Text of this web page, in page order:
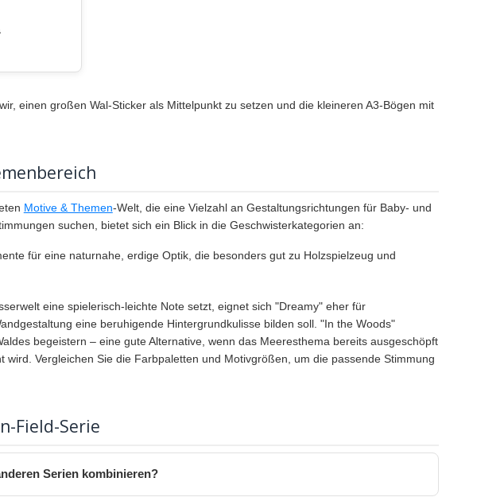
einen großen Wal-Sticker als Mittelpunkt zu setzen und die kleineren A3-Bögen mit
Motive & Themen-Welt, die eine Vielzahl an Gestaltungsrichtungen für Baby- und
suchen, bietet sich ein Blick in die Geschwisterkategorien an:
für eine naturnahe, erdige Optik, die besonders gut zu Holzspielzeug und
eine spielerisch-leichte Note setzt, eignet sich "Dreamy" eher für
eine beruhigende Hintergrundkulisse bilden soll. "In the Woods"
begeistern – eine gute Alternative, wenn das Meeresthema bereits ausgeschöpft
wird. Vergleichen Sie die Farbpaletten und Motivgrößen, um die passende Stimmung
Field-Serie
Serien kombinieren?